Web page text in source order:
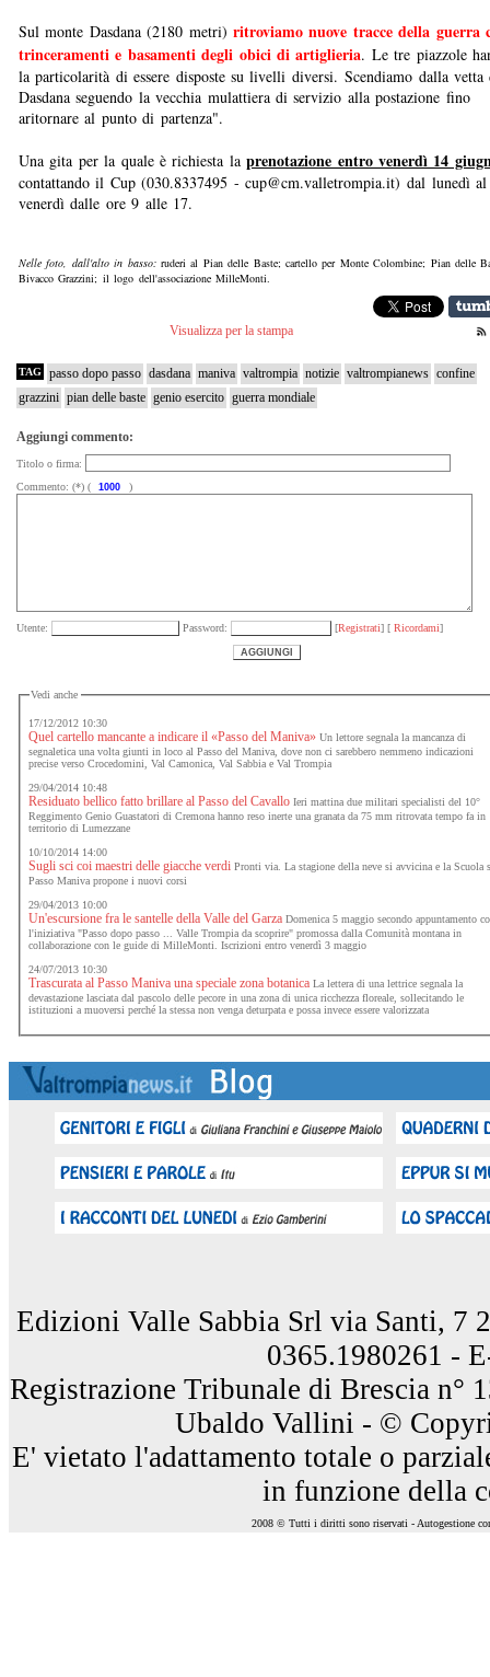
Sul monte Dasdana (2180 metri) ritroviamo nuove tracce della guerra
trinceramenti e basamenti degli obici di artiglieria. Le tre piazzole
la particolarità di essere disposte su livelli diversi. Scendiamo dalla vetta
Dasdana seguendo la vecchia mulattiera di servizio alla postazione fino
aritornare al punto di partenza".
Una gita per la quale è richiesta laprenotazione entro venerdì 14
contattando il Cup (030.8337495 - cup@cm.valletrompia.it) dal lunedì al
venerdì dalle ore 9 alle 17.
Nelle foto, dall'alto in basso: ruderi al Pian delle Baste; cartello per Monte Colombine; Pian delle
Bivacco Grazzini; il logo dell'associazione MilleMonti.
Visualizza per la stampa
TAG passo dopo passo dasdana maniva valtrompia notizie valtrompianews confine
grazzini pian delle baste genio esercito guerra mondiale
Aggiungi commento:
Titolo o firma:
Commento: (*) (
)
Utente: Password: [Registrati] [ Ricordami]
Vedi anche
17/12/2012 10:30
Quel cartello mancante a indicare il «Passo del Maniva» Un lettore segnala la mancanza di
segnaletica una volta giunti in loco al Passo del Maniva, dove non ci sarebbero nemmeno indicazioni
precise verso Crocedomini, Val Camonica, Val Sabbia e Val Trompia
29/04/2014 10:48
Residuato bellico fatto brillare al Passo del Cavallo Ieri mattina due militari specialisti del 10°
Reggimento Genio Guastatori di Cremona hanno reso inerte una granata da 75 mm ritrovata tempo fa in
territorio di Lumezzane
10/10/2014 14:00
Sugli sci coi maestri delle giacche verdi Pronti via. La stagione della neve si avvicina e la Scuola
Passo Maniva propone i nuovi corsi
29/04/2013 10:00
Un'escursione fra le santelle della Valle del Garza Domenica 5 maggio secondo appuntamento
l'iniziativa "Passo dopo passo ... Valle Trompia da scoprire" promossa dalla Comunità montana in
collaborazione con le guide di MilleMonti. Iscrizioni entro venerdì 3 maggio
24/07/2013 10:30
Trascurata al Passo Maniva una speciale zona botanica La lettera di una lettrice segnala la
devastazione lasciata dal pascolo delle pecore in una zona di unica ricchezza floreale, sollecitando le
istituzioni a muoversi perché la stessa non venga deturpata e possa invece essere valorizzata
Edizioni Valle Sabbia Srl via Santi, 7
0365.1980261 -
Registrazione Tribunale di Brescia n°
Ubaldo Vallini - ©
E' vietato l'adattamento totale o
in funzione della
2008 © Tutti i diritti sono riservati - Autogestione